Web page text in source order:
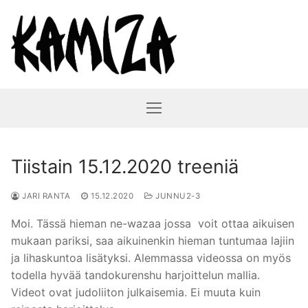
sisältöön
Tiistain 15.12.2020 treeniä
JARI RANTA 15.12.2020 JUNNU2-3
Moi. Tässä hieman ne-wazaa jossa voit ottaa aikuisen
mukaan pariksi, saa aikuinenkin hieman tuntumaa lajiin
ja lihaskuntoa lisätyksi. Alemmassa videossa on myös
todella hyvää tandokurenshu harjoittelun mallia.
Videot ovat judoliiton julkaisemia. Ei muuta kuin